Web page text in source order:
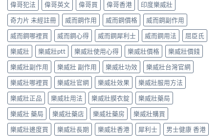
偉哥犯法
偉哥英文 偉哥買 偉哥香港
印度樂威壯
奇力片 未經註冊
威而鋼作用 威而鋼價格
威而鋼副作用
威而鋼哪裡買
威而鋼心得 威而鋼犀利士 威而鋼用法
屈臣氏
樂威壯
樂威壯ptt 樂威壯使用心得 樂威壯價格
樂威壯價錢
樂威壯副作用
樂威壯 副作用 樂威壯功效
樂威壯台灣官網
樂威壯哪裡買
樂威壯官網 樂威壯效果
樂威壯服用方法
樂威壯正品
樂威壯用法 樂威壯膜衣錠
樂威壯藥局
樂威壯 藥局
樂威壯藥店 樂威壯藥房
樂威壯購買
樂威壯邊度買
樂威壯長期 樂威壯香港 犀利士 男士健康 香港